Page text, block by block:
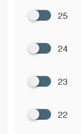
25
24
23
22